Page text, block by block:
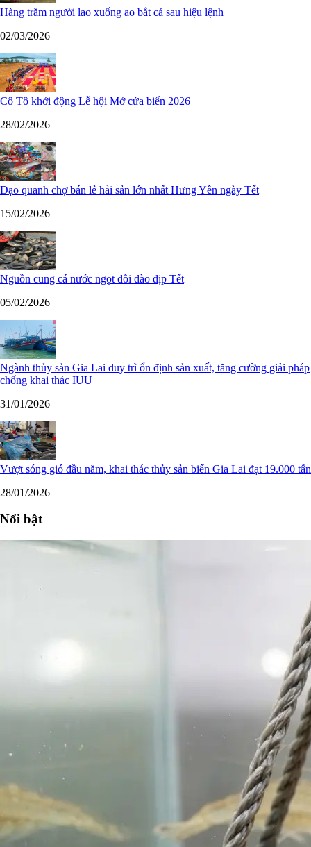
Hàng trăm người lao xuống ao bắt cá sau hiệu lệnh
02/03/2026
Cô Tô khởi động Lễ hội Mở cửa biển 2026
28/02/2026
Dạo quanh chợ bán lẻ hải sản lớn nhất Hưng Yên ngày Tết
15/02/2026
Nguồn cung cá nước ngọt dồi dào dịp Tết
05/02/2026
Ngành thủy sản Gia Lai duy trì ổn định sản xuất, tăng cường giải pháp
chống khai thác IUU
31/01/2026
Vượt sóng gió đầu năm, khai thác thủy sản biển Gia Lai đạt 19.000 tấn
28/01/2026
Nổi bật